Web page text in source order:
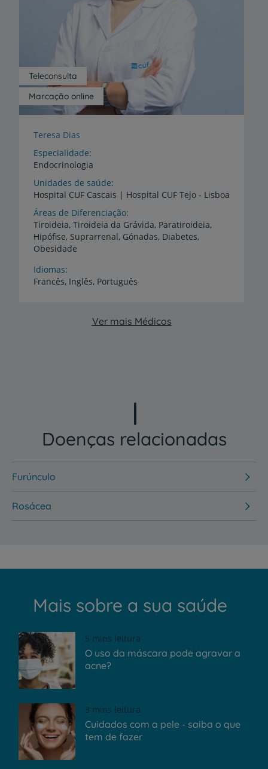
Marcação online
Teleconsulta
Teresa Dias
Especialidade
Endocrinologia
Unidades de saúde
Hospital CUF Cascais | Hospital CUF Tejo - Lisboa
Áreas de Diferenciação
Tiroideia, Tiroideia da Grávida, Paratiroideia,
Hipófise, Suprarrenal, Gónadas, Diabetes,
Obesidade
Idiomas
Francês, Inglês, Português
Ver mais Médicos
Doenças relacionadas
Furúnculo
Rosácea
Mais sobre a sua saúde
5 mins leitura
O uso da máscara pode agravar a
acne?
3 mins leitura
Cuidados com a pele - saiba o que
tem de fazer